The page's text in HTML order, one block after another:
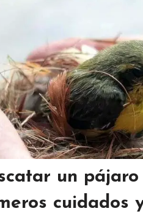
un
cuidados